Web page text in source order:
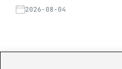
2026-08-04